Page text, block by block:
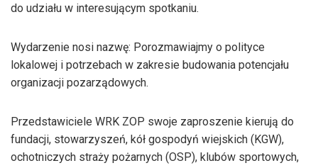
do udziału w interesującym spotkaniu.
Wydarzenie nosi nazwę: Porozmawiajmy o polityce
lokalowej i potrzebach w zakresie budowania potencjału
organizacji pozarządowych.
Przedstawiciele WRK ZOP swoje zaproszenie kierują do
fundacji, stowarzyszeń, kół gospodyń wiejskich (KGW),
ochotniczych straży pożarnych (OSP), klubów sportowych,